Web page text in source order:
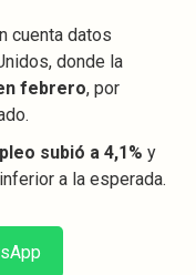
cuenta datos
donde la
febrero, por
subió a 4,1% y
a la esperada.